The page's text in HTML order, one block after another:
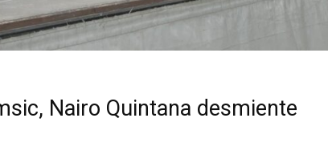
Nairo Quintana desmiente